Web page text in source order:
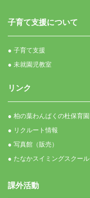
子育て支援について
● 子育て支援
● 未就園児教室
リンク
● 柏の葉わんぱくの杜保育園
● リクルート情報
● 写真館（販売）
● たなかスイミングスクール
課外活動